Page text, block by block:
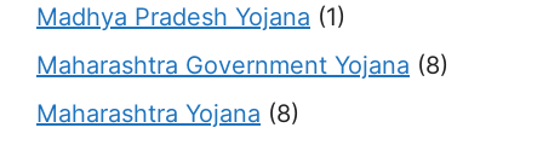
Madhya Pradesh Yojana (1)
Maharashtra Government Yojana (8)
Maharashtra Yojana (8)